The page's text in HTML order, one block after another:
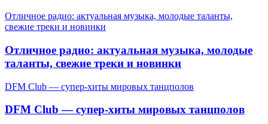
Отличное радио: актуальная музыка, молодые таланты,
свежие треки и новинки
Отличное радио: актуальная музыка, молодые
таланты, свежие треки и новинки
DFM Club — супер-хиты мировых танцполов
DFM Club — супер-хиты мировых танцполов